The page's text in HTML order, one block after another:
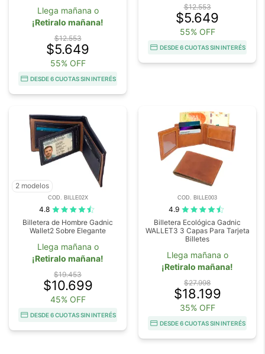
Llega mañana o
¡Retiralo mañana!
$12.553
$5.649
55% OFF
DESDE 6 CUOTAS SIN INTERÉS
$12.553
$5.649
55% OFF
DESDE 6 CUOTAS SIN INTERÉS
2 modelos
COD. BILLE02X
4.8
Billetera de Hombre Gadnic
Wallet2 Sobre Elegante
Llega mañana o
¡Retiralo mañana!
$19.453
$10.699
45% OFF
DESDE 6 CUOTAS SIN INTERÉS
COD. BILLE003
4.9
Billetera Ecológica Gadnic
WALLET3 3 Capas Para Tarjeta
Billetes
Llega mañana o
¡Retiralo mañana!
$27.998
$18.199
35% OFF
DESDE 6 CUOTAS SIN INTERÉS